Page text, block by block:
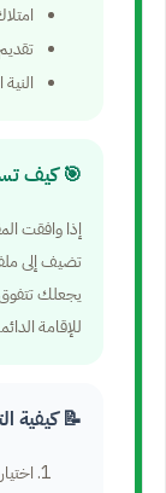
🎯 كيف
إذا وافقت
يجعلك
للإقامة
📝 كيفية